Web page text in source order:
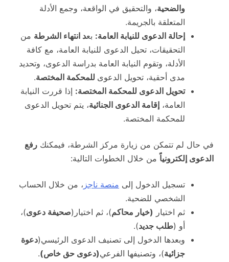
والضحية، والتحقيق في الواقعة، وجمع الأدلة
المتعلقة بالجريمة.
إحالة الدعوى للنيابة العامة: بعد انتهاء الشرطة من
التحقيقات، تحيل الدعوى للنيابة العامة، مع كافة
الأدلة، وتقوم النيابة العامة بدراسة الدعوى، وتحديد
مدى أحقية، تحويل الدعوى للمحكمة المختصة.
تحويل الدعوى للمحكمة المختصة: إذا قررت النيابة
العامة، إقامة الدعوى الجنائية، يتم تحويل الدعوى
للمحكمة المختصة.
في حال لم تتمكن من زيارة مركز الشرطة، فيمكنك رفع
الدعوى إلكترونياًمن خلال الخطوات التالية:
تسجيل الدخول إلى منصة ناجز ، من خلال الحساب
الشخصي للضحية.
ثم اختيار (خيار محاكم)، ثم اختيار(صحيفة دعوى)،
أو (طلب جديد).
وبعدها الدخول إلى تصنيف الدعوى الرئيسي(دعوة
جزائية)، وتصنيفها الفرعي(دعوى حق خاص).